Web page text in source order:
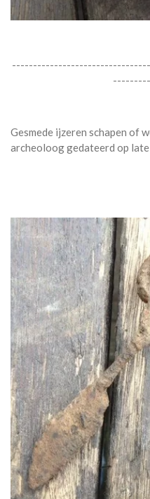
Gesmede ijzeren schapen of
archeoloog gedateerd op